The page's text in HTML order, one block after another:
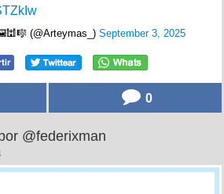
(@Arteymas_) September 3, 2025
0
@federixman